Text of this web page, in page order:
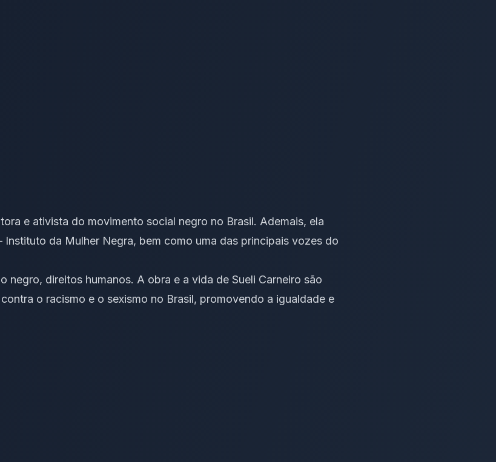
e ativista do movimento social negro no Brasil. Ademais, ela
Instituto da Mulher Negra, bem como uma das principais vozes do
negro, direitos humanos. A obra e a vida de Sueli Carneiro são
o racismo e o sexismo no Brasil, promovendo a igualdade e